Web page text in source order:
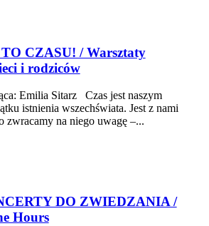
CZASU! / Warsztaty
i rodziców
Emilia Sitarz Czas jest naszym
istnienia wszechświata. Jest z nami
zwracamy na niego uwagę –...
DO ZWIEDZANIA /
Hours